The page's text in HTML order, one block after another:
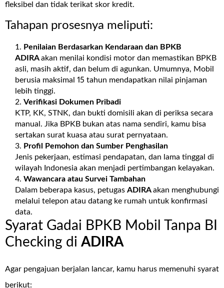
fleksibel dan tidak terikat skor kredit.
Tahapan prosesnya meliputi:
Penilaian Berdasarkan Kendaraan dan BPKB
ADIRAakan menilai kondisi motor dan memastikan BPKB
asli, masih aktif, dan belum di agunkan. Umumnya, Mobil
berusia maksimal 15 tahun mendapatkan nilai pinjaman
lebih tinggi.
Verifikasi Dokumen Pribadi
KTP, KK, STNK, dan bukti domisili akan di periksa secara
manual. Jika BPKB bukan atas nama sendiri, kamu bisa
sertakan surat kuasa atau surat pernyataan.
Profil Pemohon dan Sumber Penghasilan
Jenis pekerjaan, estimasi pendapatan, dan lama tinggal di
wilayah Indonesia akan menjadi pertimbangan kelayakan.
Wawancara atau Survei Tambahan
Dalam beberapa kasus, petugas ADIRAakan menghubungi
melalui telepon atau datang ke rumah untuk konfirmasi
data.
Syarat Gadai BPKB Mobil Tanpa BI
Checking di ADIRA
Agar pengajuan berjalan lancar, kamu harus memenuhi syarat
berikut: